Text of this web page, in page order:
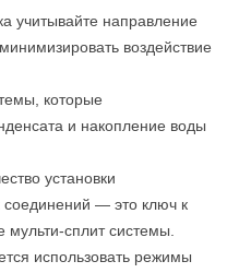
учитывайте направление
воздействие
которые
и накопление воды
установки
соединений — это ключ к
мульти-сплит системы.
использовать режимы